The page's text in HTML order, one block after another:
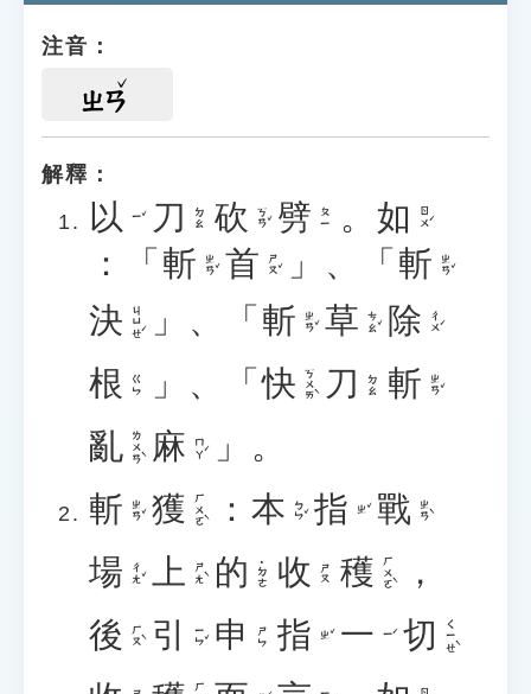
注音：
ㄓㄢ
解釋：
以 ㄧˇ 刀 ㄉㄠ 砍 ㄎㄢˇ 劈 ㄆㄧ 。 如 ㄖㄨˊ
：「 斬 ㄓㄢˇ 首 ㄕㄡˇ 」、「 斬 ㄓㄢˇ
決 ㄐㄩㄝˊ 」、「 斬 ㄓㄢˇ 草 ㄘㄠˇ 除 ㄔㄨˊ
根 ㄍㄣ 」、「快 ㄎㄨㄞˋ 刀 ㄉㄠ 斬 ㄓㄢˇ
亂 ㄌㄨㄢˋ 麻 ㄇㄚˊ
」。
斬 ㄓㄢˇ 獲 ㄏㄨㄛˋ ： 本 ㄅㄣˇ 指 ㄓˇ 戰 ㄓㄢˋ
場 ㄔㄤˇ 上 ㄕㄤˋ 的 ˙ㄉㄜ 收 ㄕㄡ 穫 ㄏㄨㄛˋ
，
後 ㄏㄡˋ 引 ㄧㄣˇ 申 ㄕㄣ 指 ㄓˇ 一 ㄧˊ 切 ㄑㄧㄝˋ